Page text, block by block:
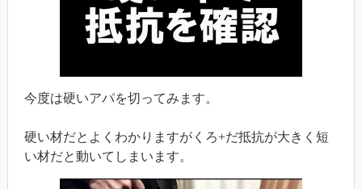
今度は硬いアパを切ってみます。
硬い材だとよくわかりますがくろ+だ抵抗が大きく短
い材だと動いてしまいます。